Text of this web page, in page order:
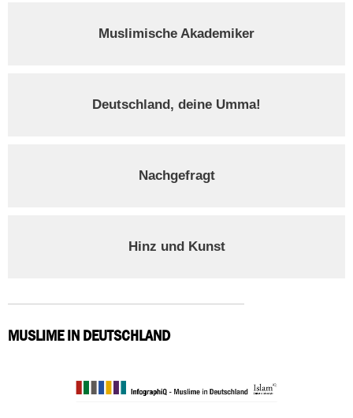
Muslimische Akademiker
Deutschland, deine Umma!
Nachgefragt
Hinz und Kunst
MUSLIME IN DEUTSCHLAND